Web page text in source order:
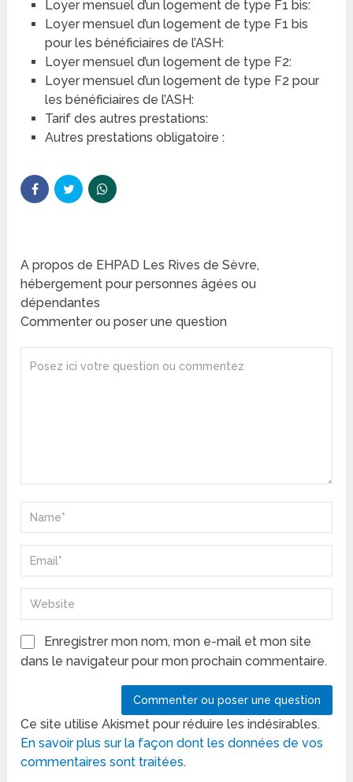
Loyer mensuel d’un logement de type F1 bis:
Loyer mensuel d’un logement de type F1 bis
pour les bénéficiaires de l’ASH:
Loyer mensuel d’un logement de type F2:
Loyer mensuel d’un logement de type F2 pour
les bénéficiaires de l’ASH:
Tarif des autres prestations:
Autres prestations obligatoire :
A propos de EHPAD Les Rives de Sèvre,
hébergement pour personnes âgées ou
dépendantes
Commenter ou poser une question
Enregistrer mon nom, mon e-mail et mon site
dans le navigateur pour mon prochain commentaire.
Ce site utilise Akismet pour réduire les indésirables.
En savoir plus sur la façon dont les données de vos
commentaires sont traitées.